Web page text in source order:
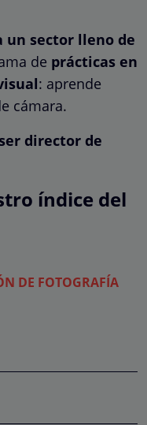
un sector lleno de
de prácticas en
: aprende
cámara.
director de
índice del
DE FOTOGRAFÍA